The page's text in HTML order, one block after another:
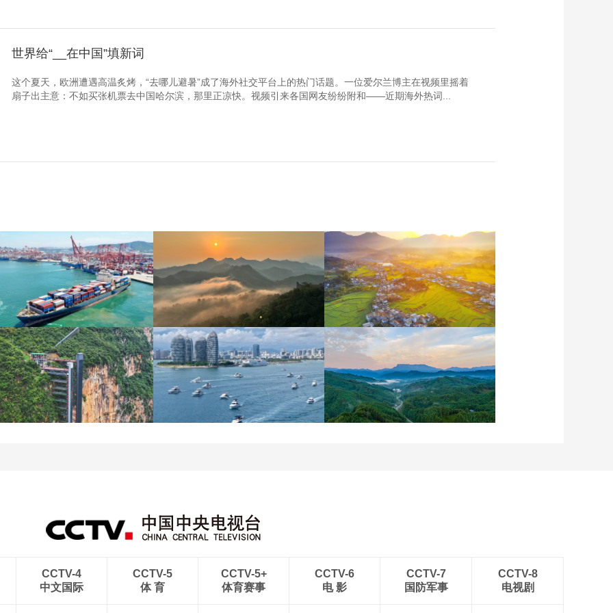
世界给“__在中国”填新词
这个夏天，欧洲遭遇高温炙烤，“去哪儿避暑”成了海外社交平台上的热门话题。一位爱尔兰博主在视频里摇着
扇子出主意：不如买张机票去中国哈尔滨，那里正凉快。视频引来各国网友纷纷附和——近期海外热词...
岛港今年新辟16条国际
线
河北承德：金山岭长城日
出云海翻涌
安徽岳西：晨光铺洒山乡
稻田
CCTV-4
中文国际
CCTV-5
体 育
CCTV-5+
体育赛事
CCTV-6
电 影
CCTV-7
国防军事
CCTV-8
电视剧